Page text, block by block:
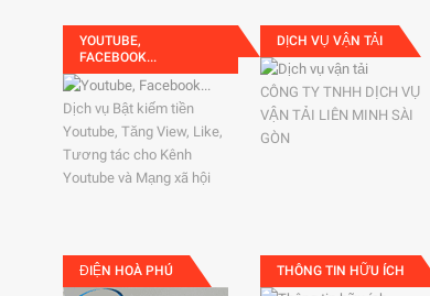
YOUTUBE,
FACEBOOK...
Dịch vụ Bật kiếm tiền
Youtube, Tăng View, Like,
Tương tác cho Kênh
Youtube và Mạng xã hội
DỊCH VỤ VẬN TẢI
CÔNG TY TNHH DỊCH VỤ
VẬN TẢI LIÊN MINH SÀI
GÒN
ĐIỆN HOÀ PHÚ THÔNG TIN HỮU ÍCH